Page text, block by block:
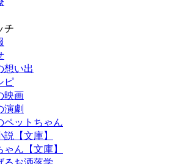
チ
い出
ピ
映画
劇
ットちゃん
【文庫】
ん【文庫】